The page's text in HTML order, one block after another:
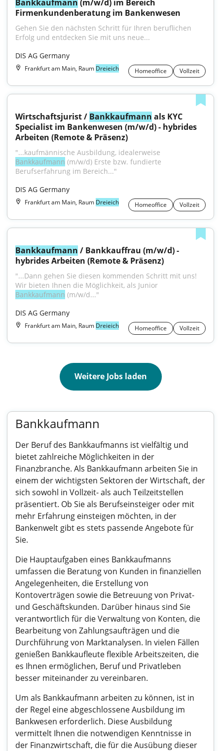
Bankkaufmann (m/w/d) im Bereich
Firmenkundenberatung im Bankenwesen
Gehen Sie den nächsten Schritt für Ihren beruflichen
Erfolg und entdecken Sie mit uns neue...
DIS AG Germany
Frankfurt am Main, Raum Dreieich Homeoffice Vollzeit
Wirtschaftsjurist / Bankkaufmann als KYC
Specialist im Bankenwesen (m/w/d) - hybrides
Arbeiten (Remote & Präsenz)
Bankkaufmann (m/w/d) Erste bzw. fundierte
Berufserfahrung im Bereich..."
DIS AG Germany
Frankfurt am Main, Raum Dreieich Homeoffice Vollzeit
Bankkaufmann / Bankkauffrau (m/w/d) -
hybrides Arbeiten (Remote & Präsenz)
"...Dann gehen Sie diesen kommenden Schritt mit uns!
Bankkaufmann (m/w/d..."
DIS AG Germany
Frankfurt am Main, Raum Dreieich Homeoffice Vollzeit
Weitere Jobs laden
Bankkaufmann
Der Beruf des Bankkaufmanns ist vielfältig und
bietet zahlreiche Möglichkeiten in der
Finanzbranche. Als Bankkaufmann arbeiten Sie in
einem der wichtigsten Sektoren der Wirtschaft, der
sich sowohl in Vollzeit- als auch Teilzeitstellen
präsentiert. Ob Sie als Berufseinsteiger oder mit
mehr Erfahrung einsteigen möchten, in der
Bankenwelt gibt es stets passende Angebote für
Sie.
Die Hauptaufgaben eines Bankkaufmanns
umfassen die Beratung von Kunden in finanziellen
Angelegenheiten, die Erstellung von
Kontoverträgen sowie die Betreuung von Privat-
und Geschäftskunden. Darüber hinaus sind Sie
verantwortlich für die Verwaltung von Konten, die
Bearbeitung von Zahlungsaufträgen und die
Durchführung von Marktanalysen. In vielen Fällen
genießen Bankkaufleute flexible Arbeitszeiten, die
es Ihnen ermöglichen, Beruf und Privatleben
besser miteinander zu vereinbaren.
Um als Bankkaufmann arbeiten zu können, ist in
der Regel eine abgeschlossene Ausbildung im
Bankwesen erforderlich. Diese Ausbildung
vermittelt Ihnen die notwendigen Kenntnisse in
der Finanzwirtschaft, die für die Ausübung dieser